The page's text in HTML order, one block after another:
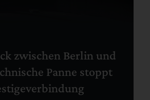
zwischen Berlin und
Panne stoppt